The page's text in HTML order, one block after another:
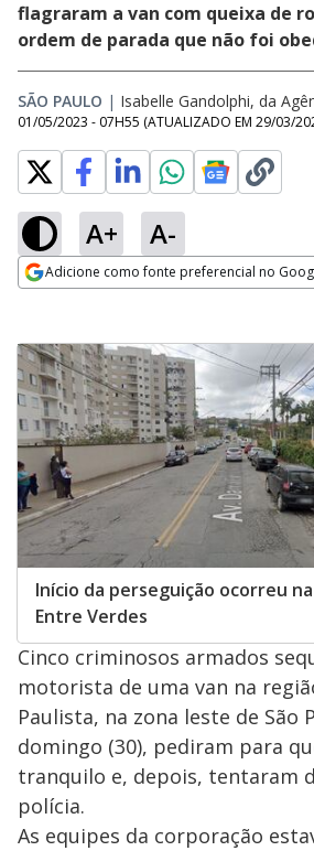
flagraram a van com queixa de
ordem de parada que não foi
SÃO PAULO | Isabelle Gandolphi, da
01/05/2023 - 07H55 (ATUALIZADO EM 29/03/
A+ A-
Adicione como fonte preferencial no
Início da perseguição ocorreu
Entre Verdes
Cinco criminosos armados
motorista de uma van na
Paulista, na zona leste de São
domingo (30), pediram para
tranquilo e, depois, tentaram
polícia.
As equipes da corporação